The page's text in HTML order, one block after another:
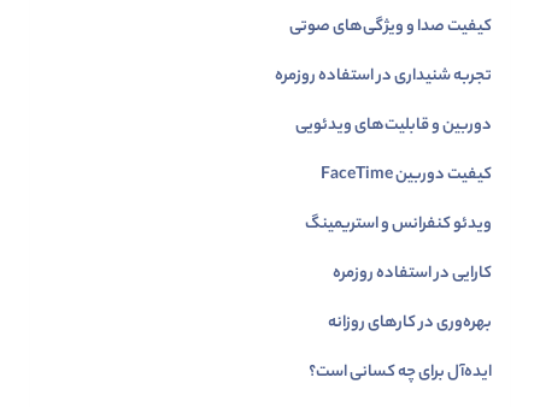
کیفیت صدا و ویژگی‌های صوتی
تجربه شنیداری در استفاده روزمره
دوربین و قابلیت‌های ویدئویی
کیفیت دوربین FaceTime
ویدئو کنفرانس و استریمینگ
کارایی در استفاده روزمره
بهره‌وری در کارهای روزانه
ایده‌آل برای چه کسانی است؟